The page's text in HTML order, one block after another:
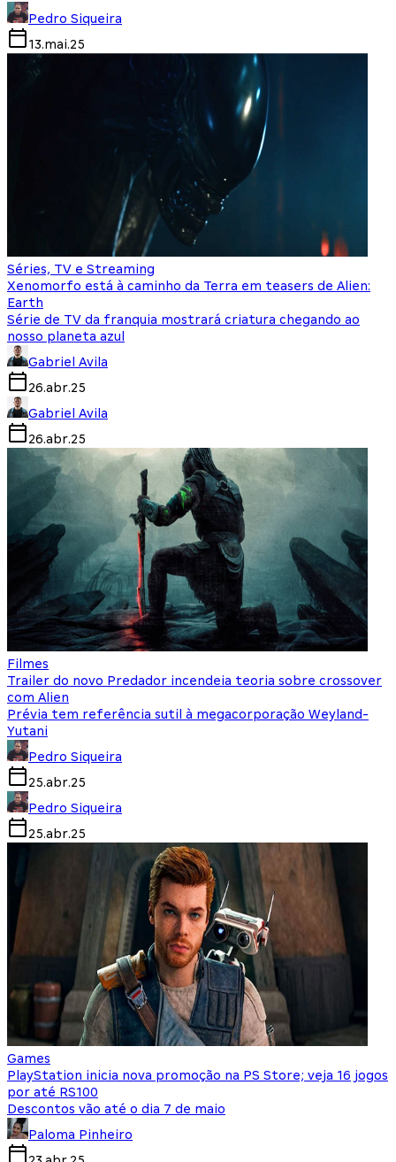
Pedro Siqueira
13.mai.25
Séries, TV e Streaming
Xenomorfo está à caminho da Terra em teasers de Alien:
Earth
Série de TV da franquia mostrará criatura chegando ao
nosso planeta azul
Gabriel Avila
26.abr.25
Gabriel Avila
26.abr.25
Filmes
Trailer do novo Predador incendeia teoria sobre crossover
com Alien
Prévia tem referência sutil à megacorporação Weyland-
Yutani
Pedro Siqueira
25.abr.25
Pedro Siqueira
25.abr.25
Games
PlayStation inicia nova promoção na PS Store; veja 16 jogos
por até RS100
Descontos vão até o dia 7 de maio
Paloma Pinheiro